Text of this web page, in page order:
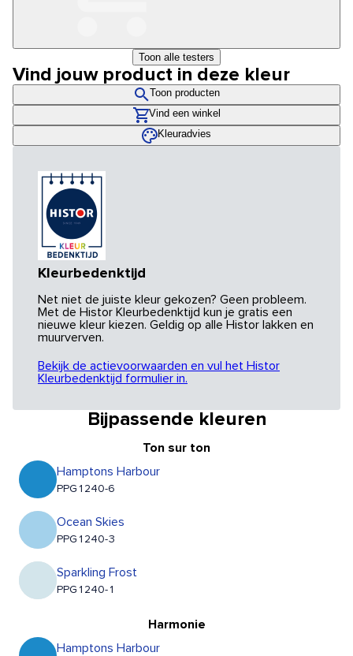
Toon alle testers
Vind jouw product in deze kleur
Toon producten
Vind een winkel
Kleuradvies
Kleurbedenktijd
Net niet de juiste kleur gekozen? Geen probleem.
Met de Histor Kleurbedenktijd kun je gratis een
nieuwe kleur kiezen. Geldig op alle Histor lakken en
muurverven.
Bekijk de actievoorwaarden en vul het Histor
Kleurbedenktijd formulier in.
Bijpassende kleuren
Ton sur ton
Hamptons Harbour
PPG1240-6
Ocean Skies
PPG1240-3
Sparkling Frost
PPG1240-1
Harmonie
Hamptons Harbour